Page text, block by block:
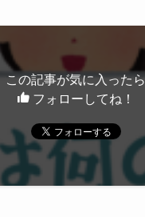
この記事が気に入ったら
フォローしてね！